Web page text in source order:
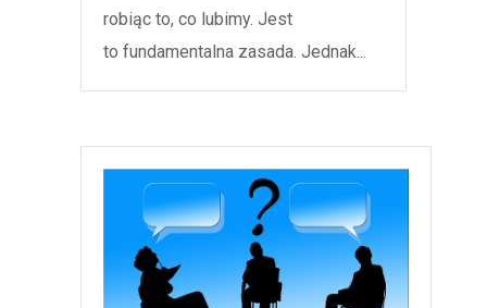
robiąc to, co lubimy. Jest
to fundamentalna zasada. Jednak...